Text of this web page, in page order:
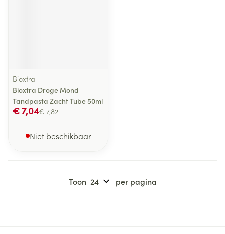
Bioxtra
Bioxtra Droge Mond
Tandpasta Zacht Tube 50ml
€ 7,82
€ 7,04
Niet beschikbaar
Toon per pagina